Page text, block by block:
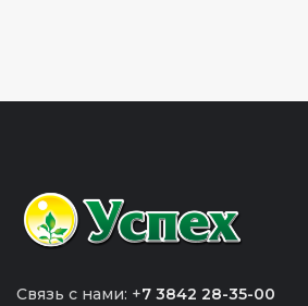
Связь с нами: +7 3842 28-35-00